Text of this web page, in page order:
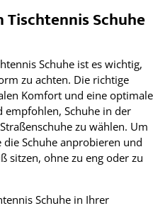
Tischtennis Schuhe
Schuhe ist es wichtig,
zu achten. Die richtige
Komfort und eine optimale
empfohlen, Schuhe in der
zu wählen. Um
Schuhe anprobieren und
sitzen, ohne zu eng oder zu
Schuhe in Ihrer